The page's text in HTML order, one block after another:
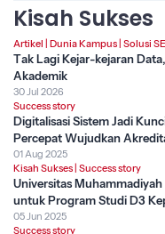
Kisah Sukses
Artikel Dunia Kampus Solusi
Tak Lagi Kejar-kejaran
Akademik
30 Jul 2026
Success story
Digitalisasi Sistem Jadi
Percepat Wujudkan
01 Aug 2025
Kisah Sukses Success story
Universitas
untuk Program Studi D3
05 Jun 2025
Success story